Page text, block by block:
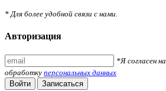
* Для более удобной связи с нами.
Авторизация
*Я согласен на
обработку персональных данных
Войти
Записаться